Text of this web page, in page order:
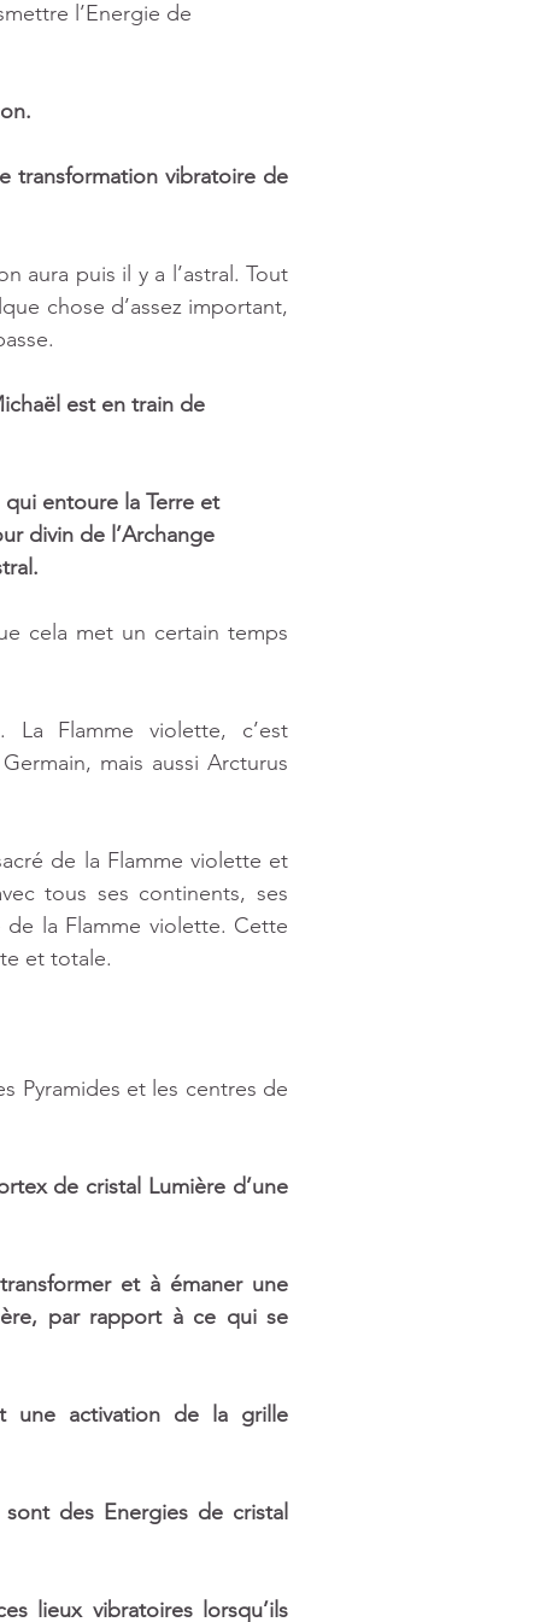
l’Energie de
transformation vibratoire de
aura puis il y a l’astral. Tout
chose d’assez important,
est en train de
entoure la Terre et
divin de l’Archange
cela met un certain temps
Flamme violette, c’est
mais aussi Arcturus
de la Flamme violette et
tous ses continents, ses
la Flamme violette. Cette
et totale.
Pyramides et les centres de
de cristal Lumière d’une
et à émaner une
par rapport à ce qui se
une activation de la grille
des Energies de cristal
lieux vibratoires lorsqu’ils